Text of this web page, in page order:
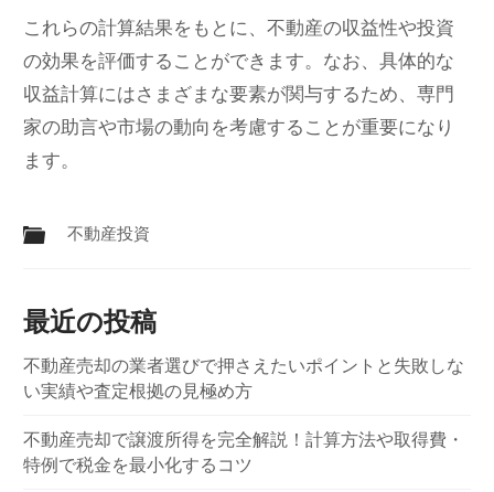
これらの計算結果をもとに、不動産の収益性や投資
の効果を評価することができます。なお、具体的な
収益計算にはさまざまな要素が関与するため、専門
家の助言や市場の動向を考慮することが重要になり
ます。
不動産投資
最近の投稿
不動産売却の業者選びで押さえたいポイントと失敗しな
い実績や査定根拠の見極め方
不動産売却で譲渡所得を完全解説！計算方法や取得費・
特例で税金を最小化するコツ